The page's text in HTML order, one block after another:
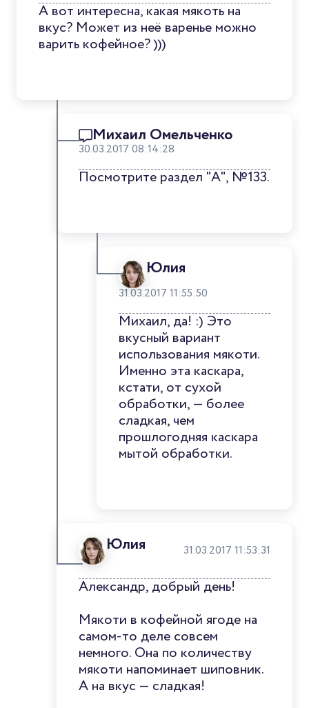
А вот интересна, какая мякоть на
вкус? Может из неё варенье можно
варить кофейное? )))
Михаил Омельченко
30.03.2017 08:14:28
Посмотрите раздел "А", №133.
Юлия
31.03.2017 11:55:50
Михаил, да! :) Это
вкусный вариант
использования мякоти.
Именно эта каскара,
кстати, от сухой
обработки, — более
сладкая, чем
прошлогодняя каскара
мытой обработки.
Юлия 31.03.2017 11:53:31
Александр, добрый день!
Мякоти в кофейной ягоде на
самом-то деле совсем
немного. Она по количеству
мякоти напоминает шиповник.
А на вкус — сладкая!